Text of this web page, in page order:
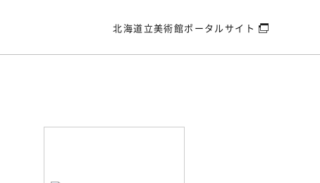
北海道立美術館ポータルサイト